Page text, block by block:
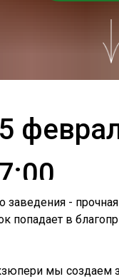
-
попадает в
мы создаем